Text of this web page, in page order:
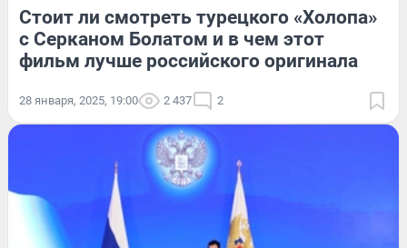
Стоит ли смотреть турецкого «Холопа»
с Серканом Болатом и в чем этот
фильм лучше российского оригинала
28 января, 2025, 19:00 2 437 2